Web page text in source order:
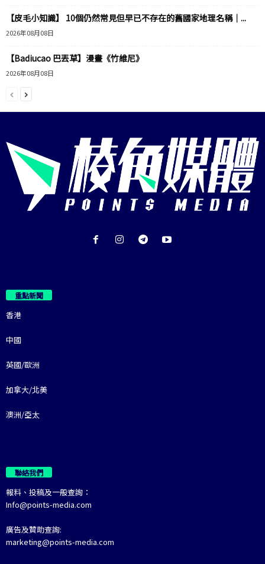
【皮毛小知識】 10個仍然常見但早已不存在的舊國家地理名稱｜...
2026年08月08日
【Badiucao 巴丟草】漫畫《竹維尼》
2026年08月08日
重點新聞
香港
中國
英國/歐洲
加拿大/北美
澳洲/亞太
聯絡我們
報料、投稿及一般查詢：
Info@points-media.com
廣告及贊助查詢:
marketing@points-media.com